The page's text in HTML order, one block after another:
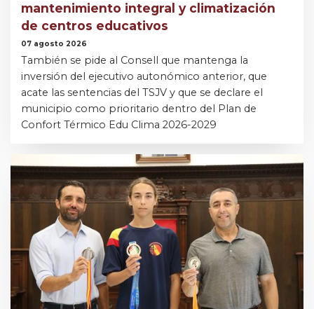
mantenimiento integral y climatización
de centros educativos
07 agosto 2026
También se pide al Consell que mantenga la
inversión del ejecutivo autonómico anterior, que
acate las sentencias del TSJV y que se declare el
municipio como prioritario dentro del Plan de
Confort Térmico Edu Clima 2026-2029